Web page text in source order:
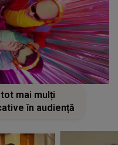
mai mulți
în audiență